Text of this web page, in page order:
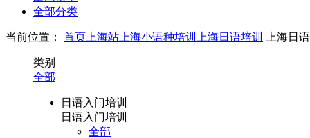
全部分类
当前位置： 首页 上海站 上海小语种培训 上海日语培训 上海日
类别
全部
日语入门培训
日语入门培训
全部